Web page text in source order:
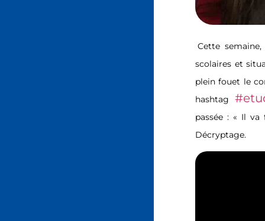
Cette
scolaires et
plein fouet le
hashtag
passée : « Il
Décryptage.